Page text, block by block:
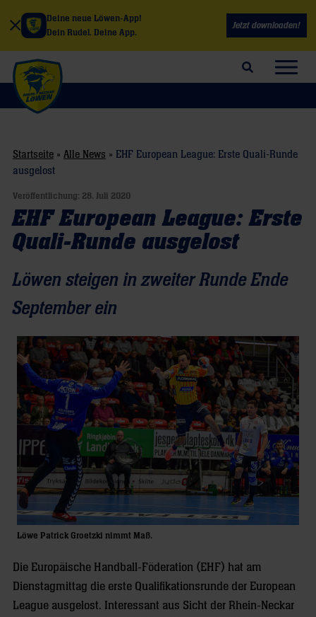
Deine neue Löwen-App!
Dein Rudel. Deine App.
Jetzt downloaden!
Suchfeld öffnen
Startseite » Alle News » EHF European League: Erste Quali-Runde
ausgelost
Veröffentlichung: 28. Juli 2020
EHF European League: Erste
Quali-Runde ausgelost
Löwen steigen in zweiter Runde Ende
September ein
Löwe Patrick Groetzki nimmt Maß.
Die Europäische Handball-Föderation (EHF) hat am
Dienstagmittag die erste Qualifikationsrunde der European
League ausgelost. Interessant aus Sicht der Rhein-Neckar